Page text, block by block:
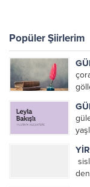
Popüler Şiirlerim